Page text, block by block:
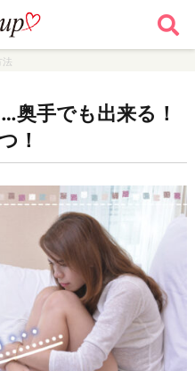
法
奥手でも出来る！
！